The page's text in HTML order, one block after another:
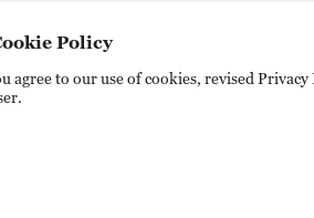
20000184号
Policy
agree to our use of cookies, revised